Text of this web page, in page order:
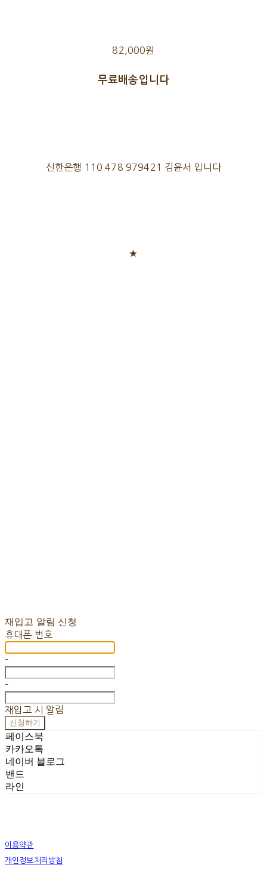
82,000원
무료배송입니다
신한은행 110 478 979421 김윤서 입니다
★
재입고 알림 신청
휴대폰 번호
-
-
재입고 시 알림
신청하기
페이스북
카카오톡
네이버 블로그
밴드
라인
이용약관
개인정보처리방침